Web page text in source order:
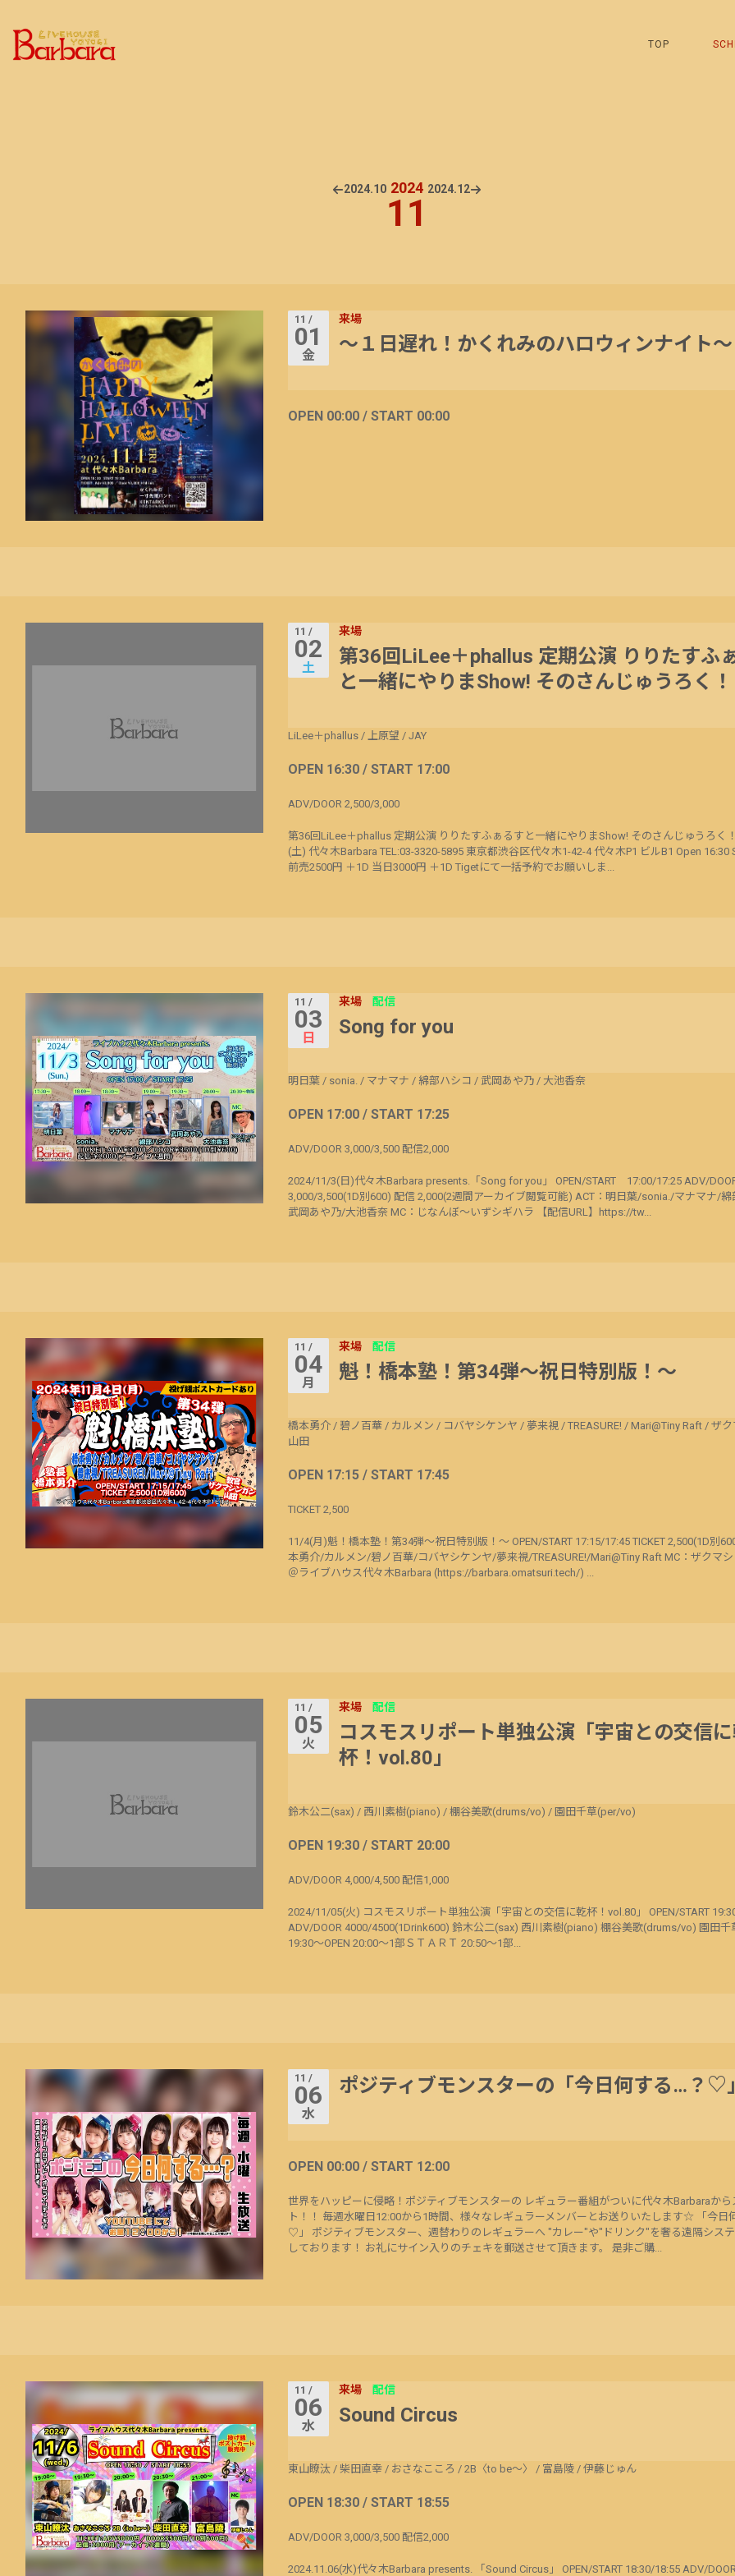
TOP
2024.10 2024
11
2024.12
11 /
01
金
来場
～１日遅れ！かくれみのハロウィンナイト～
OPEN 00:00 / START 00:00
11 /
02
土
来場
第36回LiLee＋phallus 定期公演 りりたすふ
と一緒にやりまShow! そのさんじゅうろく！
LiLee＋phallus/ 上原望 / JAY
OPEN 16:30 / START 17:00
ADV/DOOR 2,500/3,000
第36回LiLee＋phallus 定期公演 りりたすふぁるすと一緒にやりまShow! そのさんじゅうろく
(土) 代々木Barbara TEL:03-3320-5895 東京都渋谷区代々木1-42-4 代々木P1 ビルB1 Open 16:30
前売2500円 ＋1D 当日3000円 ＋1D Tigetにて一括予約でお願いしま...
11 /
03
日
来場 配信
Song for you
明日葉/ sonia./ マナマナ / 綿部ハシコ / 武岡あや乃/ 大池香奈
OPEN 17:00 / START 17:25
ADV/DOOR 3,000/3,500 配信2,000
2024/11/3(日)代々木Barbara presents.「Song for you」 OPEN/START 17:00/17:25 ADV/
3,000/3,500(1D別600) 配信 2,000(2週間アーカイブ閲覧可能) ACT：明日葉/sonia./マナマナ/
武岡あや乃/大池香奈 MC：じなんぼ～いずシギハラ 【配信URL】https://tw...
11 /
04
月
来場 配信
魁！橋本塾！第34弾〜祝日特別版！〜
橋本勇介/ 碧ノ百華/ カルメン / コバヤシケンヤ / 夢来視/ TREASURE!/ Mari@Tiny Raft/ ザク
山田
OPEN 17:15 / START 17:45
TICKET 2,500
11/4(月)魁！橋本塾！第34弾〜祝日特別版！〜 OPEN/START 17:15/17:45 TICKET 2,500(1D別
本勇介/カルメン/碧ノ百華/コバヤシケンヤ/夢来視/TREASURE!/Mari@Tiny Raft MC：ザクマ
＠ライブハウス代々木Barbara (https://barbara.omatsuri.tech/) ...
11 /
05
火
来場 配信
コスモスリポート単独公演「宇宙との交信
杯！vol.80」
鈴木公二(sax) / 西川素樹(piano) / 棚谷美歌(drums/vo) / 園田千草(per/vo)
OPEN 19:30 / START 20:00
ADV/DOOR 4,000/4,500 配信1,000
2024/11/05(火) コスモスリポート単独公演「宇宙との交信に乾杯！vol.80」 OPEN/START
ADV/DOOR 4000/4500(1Drink600) 鈴木公二(sax) 西川素樹(piano) 棚谷美歌(drums/vo) 園田千
19:30～OPEN 20:00～1部ＳＴＡＲＴ 20:50～1部...
11 /
06
水
ポジティブモンスターの「今日何する…？♡」
OPEN 00:00 / START 12:00
世界をハッピーに侵略！ポジティブモンスターの レギュラー番組がついに代々木Barbaraから
ト！！ 毎週水曜日12:00から1時間、様々なレギュラーメンバーとお送りいたします☆ 「今日
♡」 ポジティブモンスター、週替わりのレギュラーへ "カレー"や"ドリンク"を奢る遠隔シス
しております！ お礼にサイン入りのチェキを郵送させて頂きます。 是非ご購...
11 /
06
水
来場 配信
Sound Circus
東山瞭汰/ 柴田直幸/ おさなこころ / 2B〈to be〜〉 / 富島陵/ 伊藤じゅん
OPEN 18:30 / START 18:55
ADV/DOOR 3,000/3,500 配信2,000
2024.11.06(水)代々木Barbara presents. 「Sound Circus」 OPEN/START 18:30/18:55 ADV/DOOR